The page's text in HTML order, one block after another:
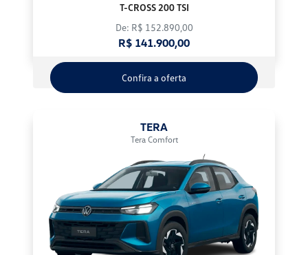
T-CROSS 200 TSI
De: R$ 152.890,00
R$ 141.900,00
Confira a oferta
TERA
Tera Comfort